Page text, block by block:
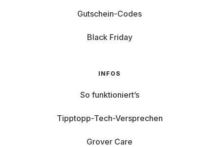
Gutschein-Codes
Black Friday
INFOS
So funktioniert’s
Tipptopp-Tech-Versprechen
Grover Care